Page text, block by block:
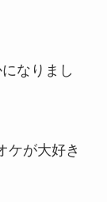
なりまし
ケが大好き